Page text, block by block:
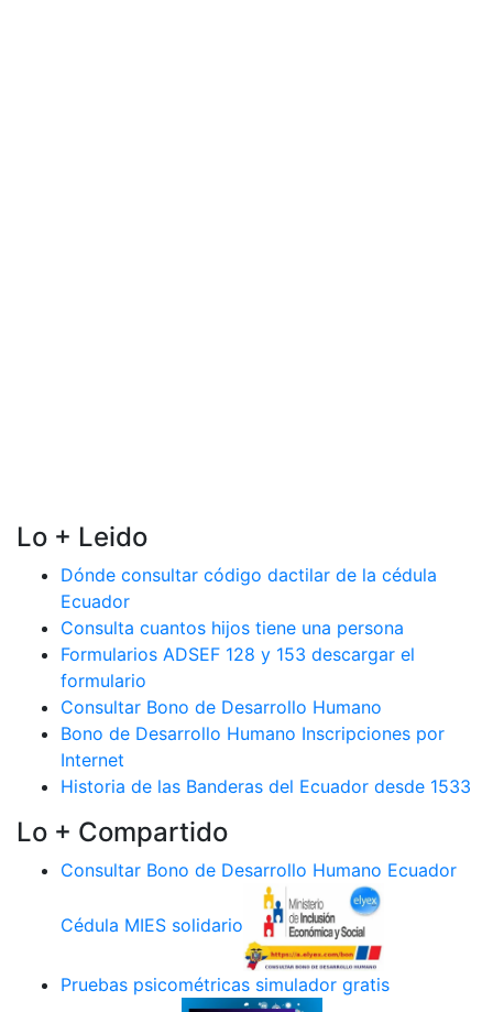
Lo + Leido
Dónde consultar código dactilar de la cédula
Ecuador
Consulta cuantos hijos tiene una persona
Formularios ADSEF 128 y 153 descargar el
formulario
Consultar Bono de Desarrollo Humano
Bono de Desarrollo Humano Inscripciones por
Internet
Historia de las Banderas del Ecuador desde 1533
Lo + Compartido
Consultar Bono de Desarrollo Humano Ecuador
Cédula MIES solidario
Pruebas psicométricas simulador gratis